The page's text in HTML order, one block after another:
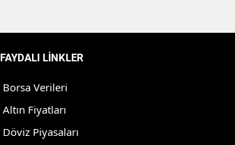
Yozgat
Aksaray
Bayburt
FAYDALI LİNKLER
Borsa Verileri
Altın Fiyatları
Döviz Piyasaları